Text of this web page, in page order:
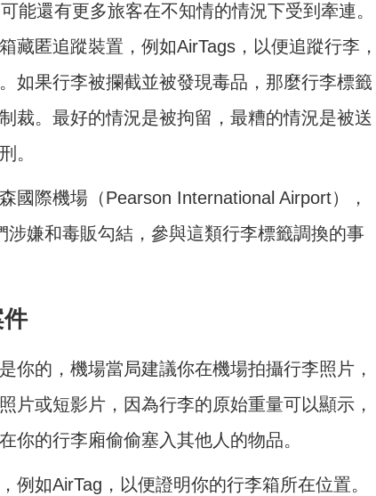
能還有更多旅客在不知情的情況下受到牽連。
藏匿追蹤裝置，例如AirTags，以便追蹤行李，
如果行李被攔截並被發現毒品，那麼行李標籤
裁。最好的情況是被拘留，最糟的情況是被送
。
國際機場（Pearson International Airport），
嫌和毒販勾結，參與這類行李標籤調換的事
你的，機場當局建議你在機場拍攝行李照片，
片或短影片，因為行李的原始重量可以顯示，
你的行李廂偷偷塞入其他人的物品。
例如AirTag，以便證明你的行李箱所在位置。